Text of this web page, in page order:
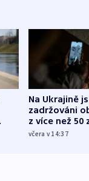
Na Ukrajině
zadržováni
z více než 50
Bojovali na
včera v 14:37